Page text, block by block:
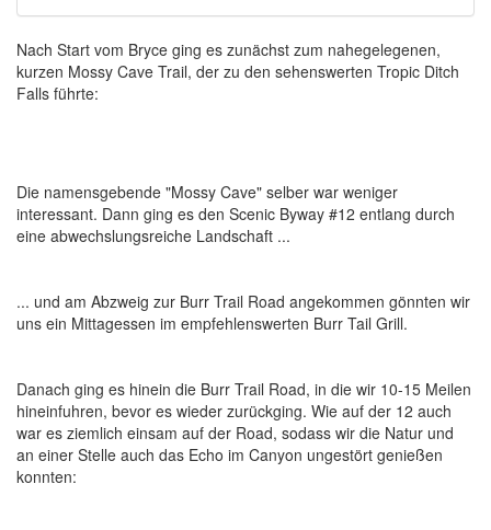
Nach Start vom Bryce ging es zunächst zum nahegelegenen,
kurzen Mossy Cave Trail, der zu den sehenswerten Tropic Ditch
Falls führte:
Die namensgebende "Mossy Cave" selber war weniger
interessant. Dann ging es den Scenic Byway #12 entlang durch
eine abwechslungsreiche Landschaft ...
... und am Abzweig zur Burr Trail Road angekommen gönnten wir
uns ein Mittagessen im empfehlenswerten Burr Tail Grill.
Danach ging es hinein die Burr Trail Road, in die wir 10-15 Meilen
hineinfuhren, bevor es wieder zurückging. Wie auf der 12 auch
war es ziemlich einsam auf der Road, sodass wir die Natur und
an einer Stelle auch das Echo im Canyon ungestört genießen
konnten: